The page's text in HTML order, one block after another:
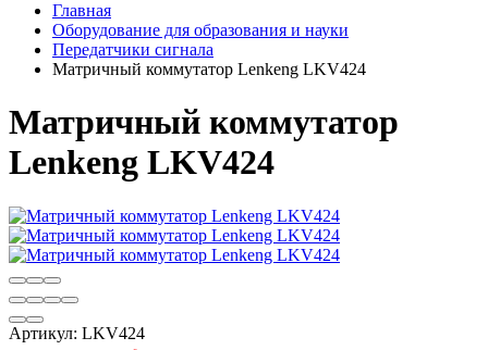
Главная
Оборудование для образования и науки
Передатчики сигнала
Матричный коммутатор Lenkeng LKV424
Матричный коммутатор
Lenkeng LKV424
Артикул: LKV424